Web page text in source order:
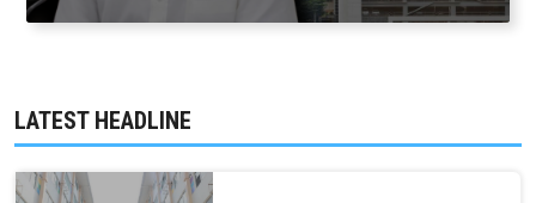
LATEST HEADLINE